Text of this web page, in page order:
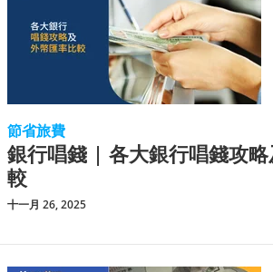
節省旅費
銀行唱錢 | 各大銀行唱錢攻
較
十一月 26, 2025